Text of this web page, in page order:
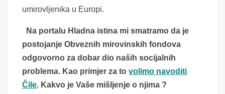
umirovljenika u Europi.
Na portalu Hladna istina mi smatramo da je
postojanje Obveznih mirovinskih fondova
odgovorno za dobar dio naših socijalnih
problema. Kao primjer za tovolimo navoditi
Čile. Kakvo je Vaše mišljenje o njima ?